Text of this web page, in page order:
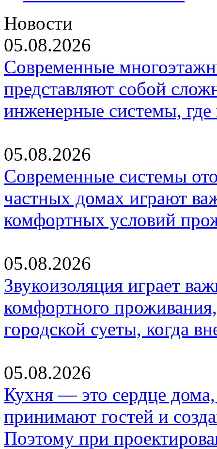
Новости
05.08.2026
Современные
представляют собой
инженерные системы,
05.08.2026
Современные системы
частных домах играют
комфортных условий
05.08.2026
Звукоизоляция играет
комфортного
городской суеты, когда
05.08.2026
Кухня — это сердце дома,
принимают гостей и
Поэтому при